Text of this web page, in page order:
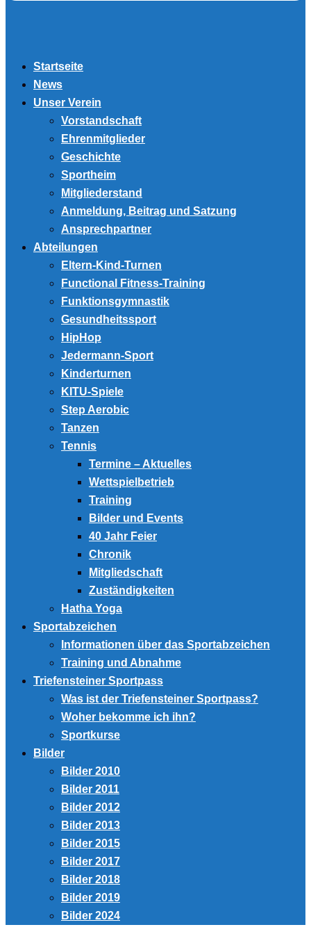
Startseite
News
Unser Verein
Vorstandschaft
Ehrenmitglieder
Geschichte
Sportheim
Mitgliederstand
Anmeldung, Beitrag und Satzung
Ansprechpartner
Abteilungen
Eltern-Kind-Turnen
Functional Fitness-Training
Funktionsgymnastik
Gesundheitssport
HipHop
Jedermann-Sport
Kinderturnen
KITU-Spiele
Step Aerobic
Tanzen
Tennis
Termine – Aktuelles
Wettspielbetrieb
Training
Bilder und Events
40 Jahr Feier
Chronik
Mitgliedschaft
Zuständigkeiten
Hatha Yoga
Sportabzeichen
Informationen über das Sportabzeichen
Training und Abnahme
Triefensteiner Sportpass
Was ist der Triefensteiner Sportpass?
Woher bekomme ich ihn?
Sportkurse
Bilder
Bilder 2010
Bilder 2011
Bilder 2012
Bilder 2013
Bilder 2015
Bilder 2017
Bilder 2018
Bilder 2019
Bilder 2024